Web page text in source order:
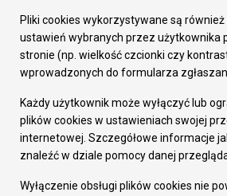
Gospodarka
Fundusze europejskie
Środki krajowe
Oferty inwestycyjne
Pozostałe
Deklaracja dostępności
Dane osobowe
Dodaj opinię o witrynie
Pliki cookies wykorzystywane są
ustawień wybranych przez użytkownika
stronie (np. wielkość czcionki czy
wprowadzonych do formularza
Każdy użytkownik może wyłączyć lub
plików cookies w ustawieniach swojej
internetowej. Szczegółowe informacje
znaleźć w dziale pomocy danej
Wyłączenie obsługi plików cookies nie